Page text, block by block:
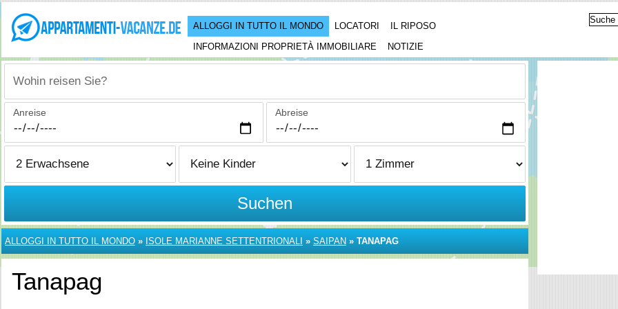
ALLOGGI IN TUTTO IL MONDO LOCATORI
IL RIPOSO
INFORMAZIONI PROPRIETÀ IMMOBILIARE
NOTIZIE
Wohin reisen Sie?
Anreise Abreise
Suchen
ALLOGGI IN TUTTO IL MONDO » ISOLE MARIANNE SETTENTRIONALI » SAIPAN » TANAPAG
Tanapag